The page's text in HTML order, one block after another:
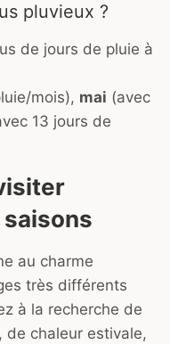
pluvieux ?
de jours de pluie à
mois), mai (avec
13 jours de
au charme
très différents
à la recherche de
de chaleur estivale,